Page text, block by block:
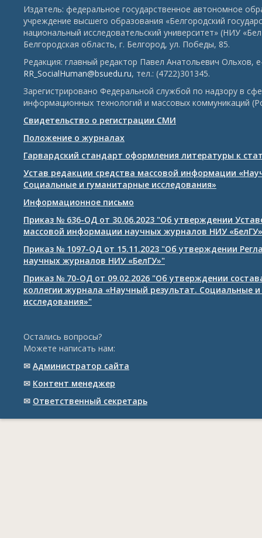
Издатель: федеральное государственное автономное
учреждение высшего образования «Белгородский
национальный исследовательский университет» (НИУ
Белгородская область, г. Белгород, ул. Победы, 85.
Редакция: главный редактор Павел Анатольевич Ольхов,
RR_SocialHuman@bsuedu.ru, тел.: (4722)301345.
Зарегистрировано Федеральной службой по надзору в
информационных технологий и массовых коммуникаций
Свидетельство о регистрации СМИ
Положение о журналах
Гарвардский стандарт оформления литературы к
Устав редакции средства массовой информации
Социальные и гуманитарные исследования»
Информационное письмо
Приказ № 636-ОД от 30.06.2023 "Об утверждении
массовой информации научных журналов НИУ «БелГУ»
Приказ № 1097-ОД от 15.11.2023 "Об утверждении
научных журналов НИУ «БелГУ»"
Приказ № 70-ОД от 09.02.2026 "Об утверждении
коллегии журнала «Научный результат. Социальные
исследования»"
Остались вопросы?
Можете написать нам:
✉ Администратор сайта
✉ Контент менеджер
✉ Ответственный cекретарь